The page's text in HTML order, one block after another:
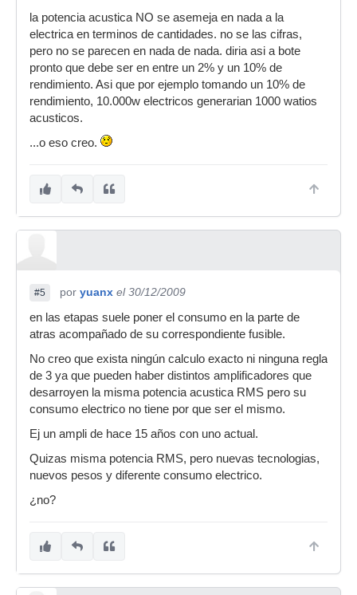
la potencia acustica NO se asemeja en nada a la
electrica en terminos de cantidades. no se las cifras,
pero no se parecen en nada de nada. diria asi a bote
pronto que debe ser en entre un 2% y un 10% de
rendimiento. Asi que por ejemplo tomando un 10% de
rendimiento, 10.000w electricos generarian 1000 watios
acusticos.
...o eso creo.
#5 por yuanx el 30/12/2009
en las etapas suele poner el consumo en la parte de
atras acompañado de su correspondiente fusible.
No creo que exista ningún calculo exacto ni ninguna regla
de 3 ya que pueden haber distintos amplificadores que
desarroyen la misma potencia acustica RMS pero su
consumo electrico no tiene por que ser el mismo.
Ej un ampli de hace 15 años con uno actual.
Quizas misma potencia RMS, pero nuevas tecnologias,
nuevos pesos y diferente consumo electrico.
¿no?